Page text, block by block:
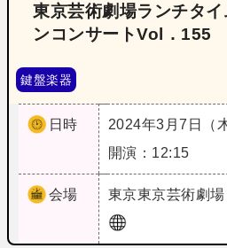
東京芸術劇場ランチタ
ンコンサートVol．155
鍵盤楽器
日時
2024年3月7日（
開演：12:15
会場 東京東京芸術劇